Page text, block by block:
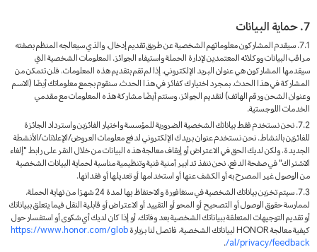
7. حماية البيانات
7.1. سيقدم المشاركون معلوماتهم الشخصية عن طريق تقديم إدخال، والذي سيعالجه المنظم بصفته
مراقب البيانات ووكلائه المعتمدين لإدارة الحملة واستيفاء الجوائز. المعلومات الشخصية التي
سيقدمها المشاركون هي عنوان البريد الإلكتروني. إذا لم تقم بتقديم هذه المعلومات، فلن تتمكن من
المشاركة في هذا الحدث. بمجرد اختيارك كفائز في هذا الحدث، سنقوم بجمع معلوماتك أيضًا (الاسم
وعنوان الشحن ورقم الهاتف) لتقديم الجوائز، وستتم أيضًا مشاركة هذه المعلومات مع مقدمي
الخدمات اللوجستية.
7.2. نحن نستخدم فقط بياناتك الشخصية الضرورية للمؤسسة واختيار الفائزين واسترداد الجائزة
للفائزين بالنشاط. نحن نستخدم عنوان بريدك الإلكتروني لدفع معلومات العروض/الإعلانات/الأنشطة
الجديدة، ولكن لديك الحق في الاعتراض أو إيقاف معالجة هذه البيانات من خلال النقر على رابط "إلغاء
الاشتراك" في صفحة الدفع. نحن ننفذ تدابير أمنية فنية وتنظيمية مناسبة لحماية البيانات الشخصية
من الوصول غير المصرح به أو الكشف عنها أو استخدامها أو تعديلها أو فقدانها.
7.3. سيتم تخزين بياناتك الشخصية في سنغافورة والاحتفاظ بها لمدة 24 شهرًا من نهاية الحملة.
لممارسة حقوق الوصول أو التصحيح أو المحو أو التقييد أو الاعتراض أو قابلية النقل فيما يتعلق ببياناتك
أو تقديم التوجيهات المتعلقة ببياناتك الشخصية بعد وفاتك، أو إذا كان لديك أي شكوى أو استفسار حول
كيفية معالجة HONOR لبياناتك الشخصية، فاتصل لنا بزيارة
https://www.honor.com/glob
al/privacy/feedback/
.